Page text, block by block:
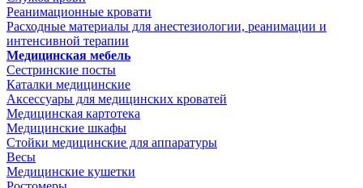
Реанимационные кровати
Расходные материалы для анестезиологии, реанимации и
интенсивной терапии
Медицинская мебель
Сестринские посты
Каталки медицинские
Аксессуары для медицинских кроватей
Медицинская картотека
Медицинские шкафы
Стойки медицинские для аппаратуры
Весы
Медицинские кушетки